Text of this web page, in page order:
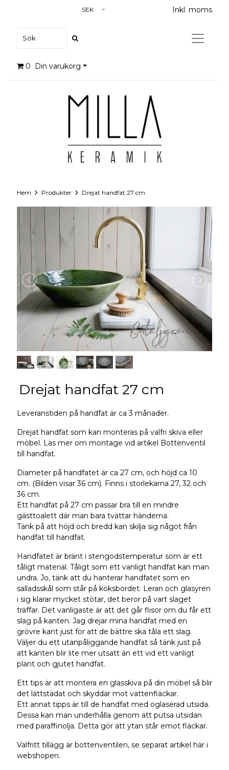
SEK Inkl. moms
0 Din varukorg
Hem Produkter Drejat handfat 27 cm
Drejat handfat 27 cm
Leveranstiden på handfat är ca 3 månader.
Drejat handfat som kan monteras på valfri skiva eller
möbel. Läs mer om montage vid artikel Bottenventil
till handfat.
Diameter på handfatet är ca 27 cm, och höjd ca 10
cm. (Bilden visar 36 cm). Finns i storlekarna 27, 32 och
36 cm.
Ett handfat på 27 cm passar bra till en mindre
gästtoalett där man bara tvättar händerna.
Tänk på att höjd och bredd kan skilja sig något från
handfat till handfat.
Handfatet är bränt i stengodstemperatur som är ett
tåligt material. Tåligt som ett vanligt handfat kan man
undra. Jo, tänk att du hanterar handfatet som en
salladsskål som står på köksbordet. Leran och glasyren
i sig klarar mycket stötar, det beror på vart slaget
träffar. Det vanligaste är att det går flisor om du får ett
slag på kanten. Jag drejar mina handfat med en
grövre kant just för att de bättre ska tåla ett slag.
Väljer du ett utanpåliggande handfat så tänk just på
att kanten blir lite mer utsatt än ett vid ett vanligt
plant och gjutet handfat.
Ett tips är att montera en glasskiva på din möbel så blir
det lättstädat och skyddar mot vattenfläckar.
Ett annat tipps är till de handfat med oglaserad utsida.
Dessa kan man underhålla genom att putsa utsidan
med paraffinolja. Detta gör att ytan står emot fläckar.
Valfritt tillägg är bottenventilen, se separat artikel här i
webshopen.